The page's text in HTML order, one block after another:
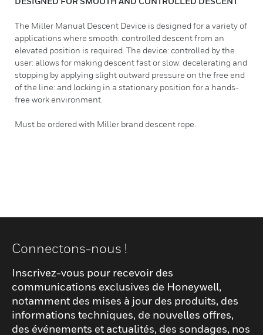
The Miller Manual Descent Device is designed for a variety of
applications where smooth: controlled descent from an
elevated position is required. The device: controlled by the
user: allows for making descent fast or slow: decelerating and
stopping by applying slight outward pressure on the free end
of the line: and locking in a stationary position for a hands-
free work environment.
Must be ordered with Miller brand descent rope.
Connectons-nous !
Inscrivez-vous pour recevoir des
communications exclusives de Honeywell,
notamment des mises à jour des produits, des
informations techniques, de nouvelles offres,
des événements et actualités, des sondages, nos